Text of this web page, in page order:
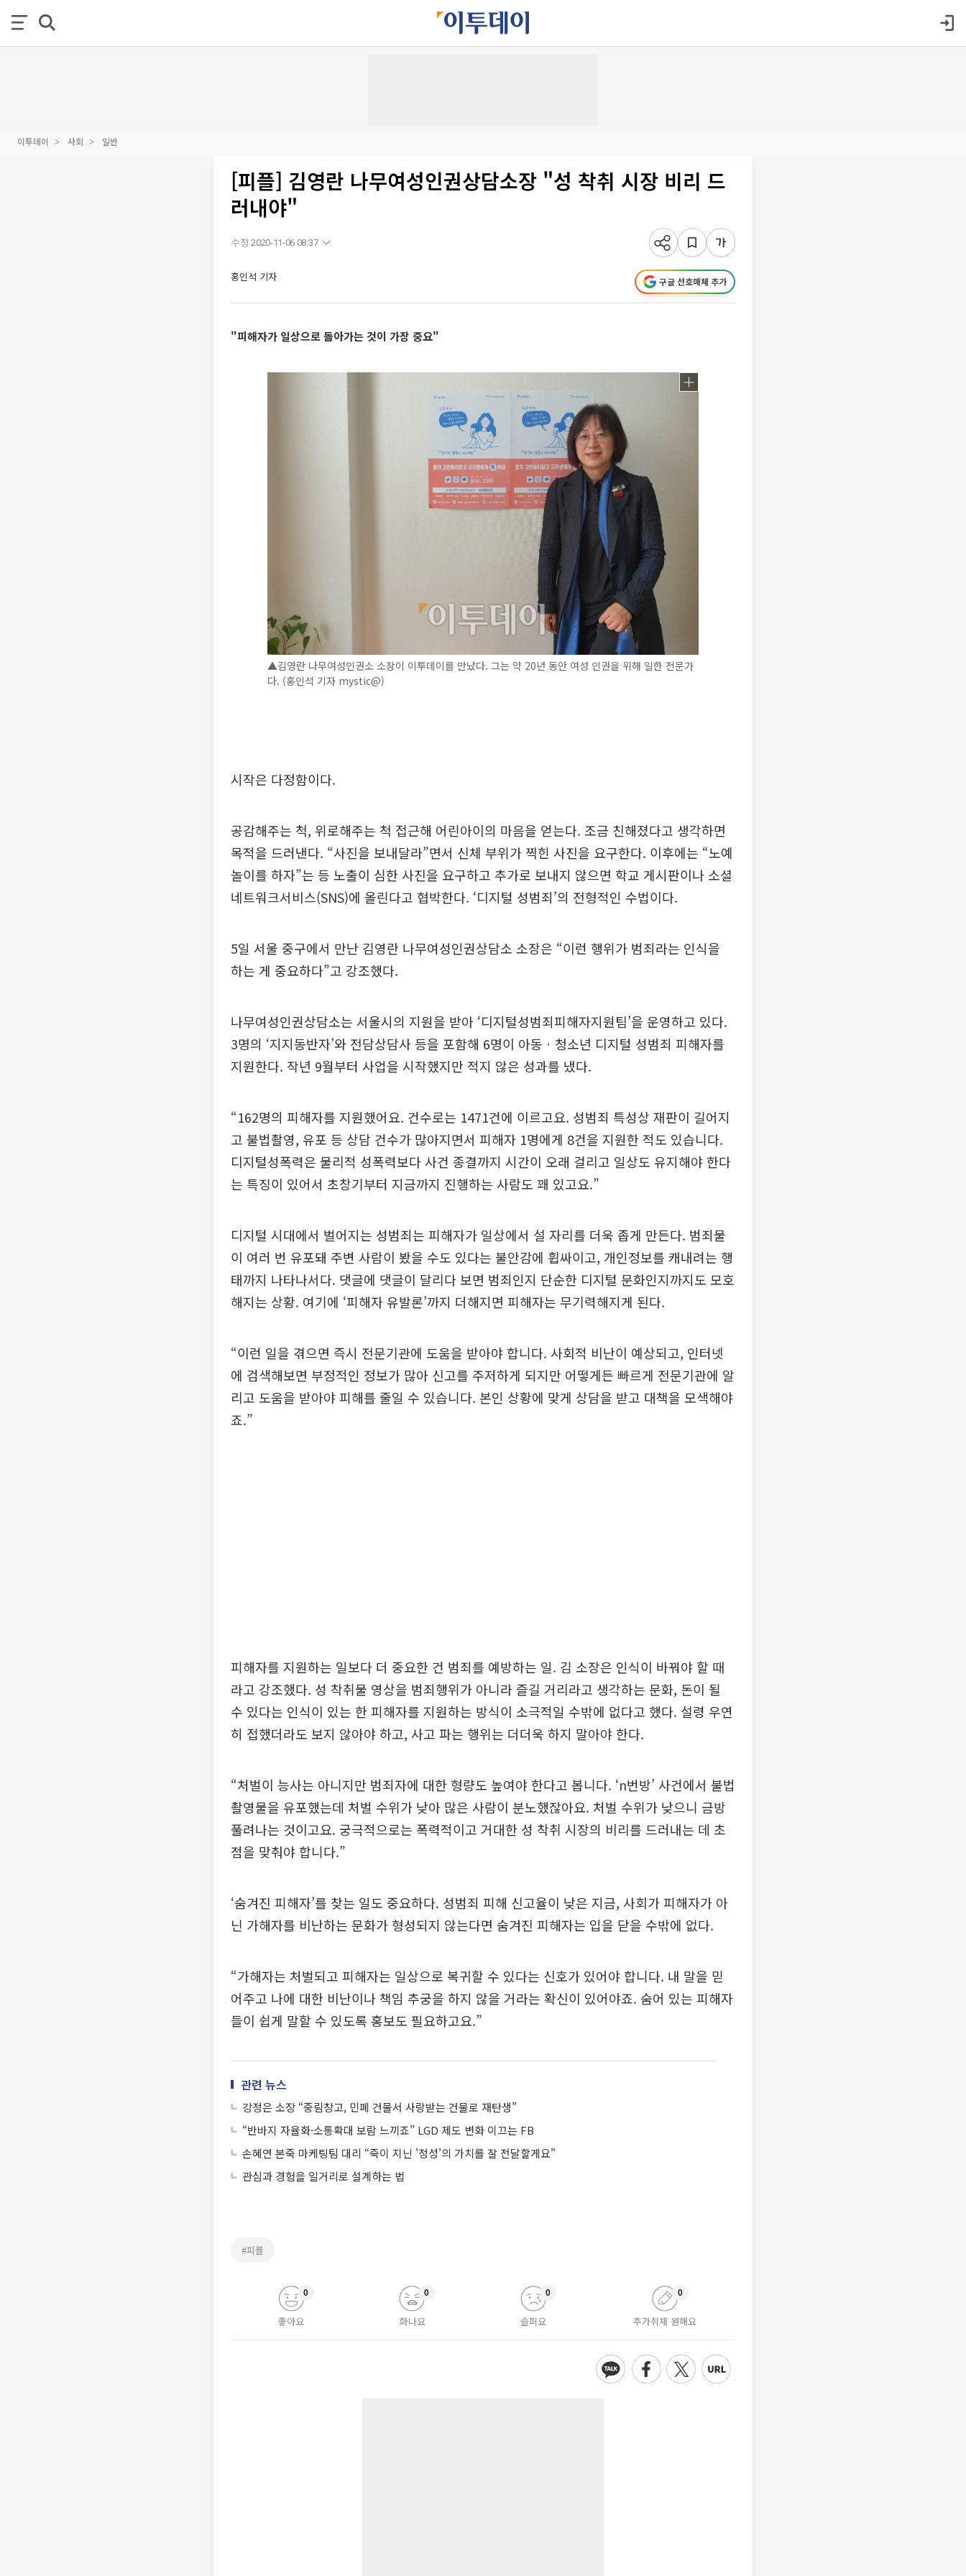
이투데이 사회 일반
[피플] 김영란 나무여성인권상담소장 "성 착취 시장 비리 드
러내야"
수정 2020-11-06 08:37
홍인석 기자 구글 선호매체 추가
"피해자가 일상으로 돌아가는 것이 가장 중요"
▲김영란 나무여성인권소 소장이 이투데이를 만났다. 그는 약 20년 동안 여성 인권을 위해 일한 전문가
다. (홍인석 기자 mystic@)
시작은 다정함이다.
공감해주는 척, 위로해주는 척 접근해 어린아이의 마음을 얻는다. 조금 친해졌다고 생각하면
목적을 드러낸다. “사진을 보내달라”면서 신체 부위가 찍힌 사진을 요구한다. 이후에는 “노예
놀이를 하자”는 등 노출이 심한 사진을 요구하고 추가로 보내지 않으면 학교 게시판이나 소셜
네트워크서비스(SNS)에 올린다고 협박한다. ‘디지털 성범죄’의 전형적인 수법이다.
5일 서울 중구에서 만난 김영란 나무여성인권상담소 소장은 “이런 행위가 범죄라는 인식을
하는 게 중요하다”고 강조했다.
나무여성인권상담소는 서울시의 지원을 받아 ‘디지털성범죄피해자지원팀’을 운영하고 있다.
3명의 ‘지지동반자’와 전담상담사 등을 포함해 6명이 아동ㆍ청소년 디지털 성범죄 피해자를
지원한다. 작년 9월부터 사업을 시작했지만 적지 않은 성과를 냈다.
“162명의 피해자를 지원했어요. 건수로는 1471건에 이르고요. 성범죄 특성상 재판이 길어지
고 불법촬영, 유포 등 상담 건수가 많아지면서 피해자 1명에게 8건을 지원한 적도 있습니다.
디지털성폭력은 물리적 성폭력보다 사건 종결까지 시간이 오래 걸리고 일상도 유지해야 한다
는 특징이 있어서 초창기부터 지금까지 진행하는 사람도 꽤 있고요.”
디지털 시대에서 벌어지는 성범죄는 피해자가 일상에서 설 자리를 더욱 좁게 만든다. 범죄물
이 여러 번 유포돼 주변 사람이 봤을 수도 있다는 불안감에 휩싸이고, 개인정보를 캐내려는 행
태까지 나타나서다. 댓글에 댓글이 달리다 보면 범죄인지 단순한 디지털 문화인지까지도 모호
해지는 상황. 여기에 ‘피해자 유발론’까지 더해지면 피해자는 무기력해지게 된다.
“이런 일을 겪으면 즉시 전문기관에 도움을 받아야 합니다. 사회적 비난이 예상되고, 인터넷
에 검색해보면 부정적인 정보가 많아 신고를 주저하게 되지만 어떻게든 빠르게 전문기관에 알
리고 도움을 받아야 피해를 줄일 수 있습니다. 본인 상황에 맞게 상담을 받고 대책을 모색해야
죠.”
피해자를 지원하는 일보다 더 중요한 건 범죄를 예방하는 일. 김 소장은 인식이 바꿔야 할 때
라고 강조했다. 성 착취물 영상을 범죄행위가 아니라 즐길 거리라고 생각하는 문화, 돈이 될
수 있다는 인식이 있는 한 피해자를 지원하는 방식이 소극적일 수밖에 없다고 했다. 설령 우연
히 접했더라도 보지 않아야 하고, 사고 파는 행위는 더더욱 하지 말아야 한다.
“처벌이 능사는 아니지만 범죄자에 대한 형량도 높여야 한다고 봅니다. ‘n번방’ 사건에서 불법
촬영물을 유포했는데 처벌 수위가 낮아 많은 사람이 분노했잖아요. 처벌 수위가 낮으니 금방
풀려나는 것이고요. 궁극적으로는 폭력적이고 거대한 성 착취 시장의 비리를 드러내는 데 초
점을 맞춰야 합니다.”
‘숨겨진 피해자’를 찾는 일도 중요하다. 성범죄 피해 신고율이 낮은 지금, 사회가 피해자가 아
닌 가해자를 비난하는 문화가 형성되지 않는다면 숨겨진 피해자는 입을 닫을 수밖에 없다.
“가해자는 처벌되고 피해자는 일상으로 복귀할 수 있다는 신호가 있어야 합니다. 내 말을 믿
어주고 나에 대한 비난이나 책임 추궁을 하지 않을 거라는 확신이 있어야죠. 숨어 있는 피해자
들이 쉽게 말할 수 있도록 홍보도 필요하고요.”
관련 뉴스
강정은 소장 “중림창고, 민폐 건물서 사랑받는 건물로 재탄생”
“반바지 자율화·소통확대 보람 느끼죠” LGD 제도 변화 이끄는 FB
손혜연 본죽 마케팅팀 대리 “죽이 지닌 '정성'의 가치를 잘 전달할게요"
관심과 경험을 일거리로 설계하는 법
#피플
좋아요
0
화나요
0
슬퍼요
0
추가취재 원해요
0